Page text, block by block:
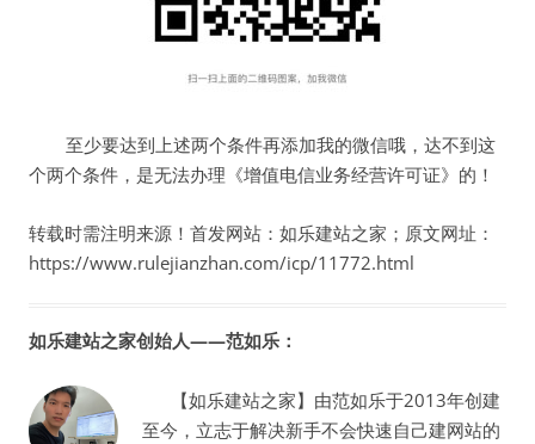
至少要达到上述两个条件再添加我的微信哦，达不到这
个两个条件，是无法办理《增值电信业务经营许可证》的！
转载时需注明来源！首发网站：如乐建站之家；原文网址：
https://www.rulejianzhan.com/icp/11772.html
如乐建站之家创始人——范如乐：
【如乐建站之家】由范如乐于2013年创建
至今，立志于解决新手不会快速自己建网站的